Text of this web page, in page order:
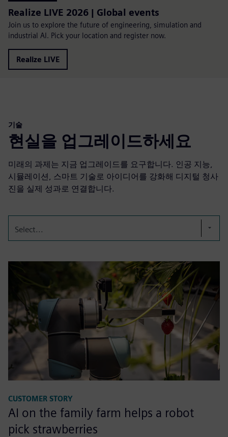
Realize LIVE 2026 | Global events
Join us to explore the future of engineering, simulation and
industrial AI. Pick your location and register now.
Realize LIVE
기술
현실을 업그레이드하세요
미래의 과제는 지금 업그레이드를 요구합니다. 인공 지능,
시뮬레이션, 스마트 기술로 아이디어를 강화해 디지털 청사
진을 실제 성과로 연결합니다.
Select...
CUSTOMER STORY
AI on the family farm helps a robot
pick strawberries